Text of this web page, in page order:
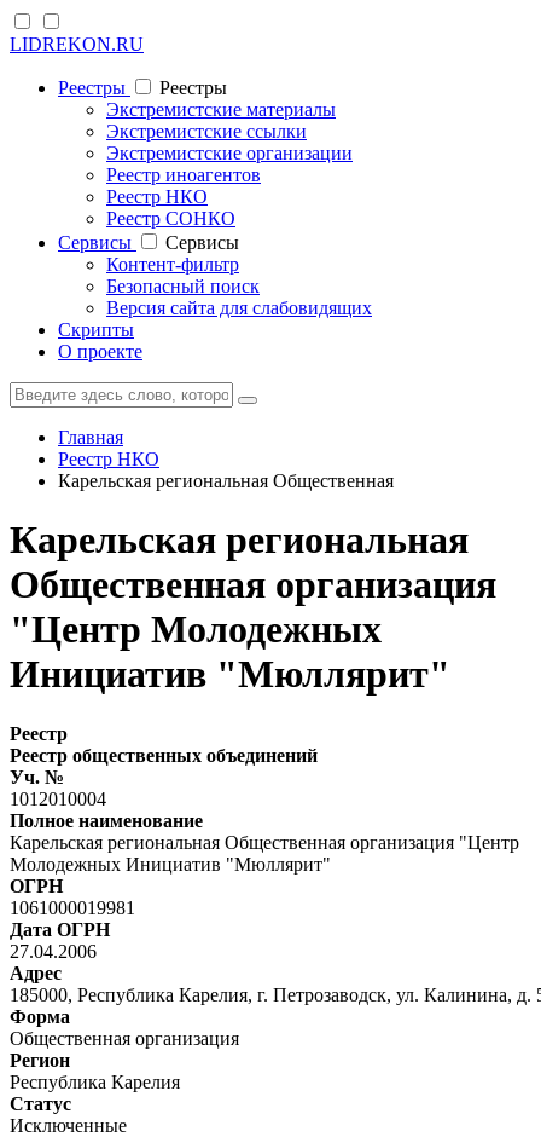
LIDREKON.RU
Реестры
Реестры
Экстремистские материалы
Экстремистские ссылки
Экстремистские организации
Реестр иноагентов
Реестр НКО
Реестр СОНКО
Cервисы
Cервисы
Контент-фильтр
Безопасный поиск
Версия сайта для слабовидящих
Скрипты
О проекте
Главная
Реестр НКО
Карельская региональная Общественная
Карельская региональная
Общественная организация
"Центр Молодежных
Инициатив "Мюллярит"
Реестр
Реестр общественных объединений
Уч. №
1012010004
Полное наименование
Карельская региональная Общественная организация "Центр
Молодежных Инициатив "Мюллярит"
ОГРН
1061000019981
Дата ОГРН
27.04.2006
Адрес
185000, Республика Карелия, г. Петрозаводск, ул. Калинина, д.
Форма
Общественная организация
Регион
Республика Карелия
Статус
Исключенные